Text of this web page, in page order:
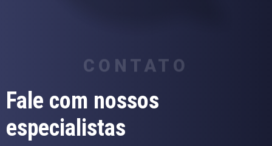
CONTATO
Fale com nossos
especialistas